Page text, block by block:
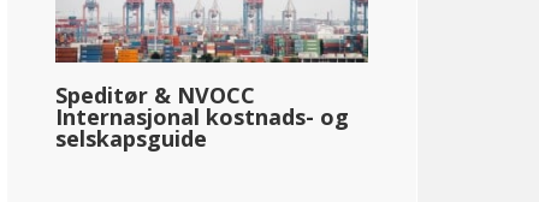
Speditør & NVOCC
Internasjonal kostnads- og
selskapsguide